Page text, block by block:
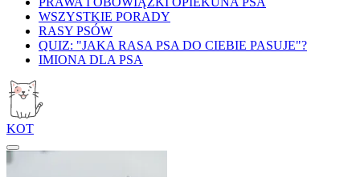
WSZYSTKIE PORADY
RASY PSÓW
QUIZ: "JAKA RASA PSA DO CIEBIE PASUJE"?
IMIONA DLA PSA
KOT